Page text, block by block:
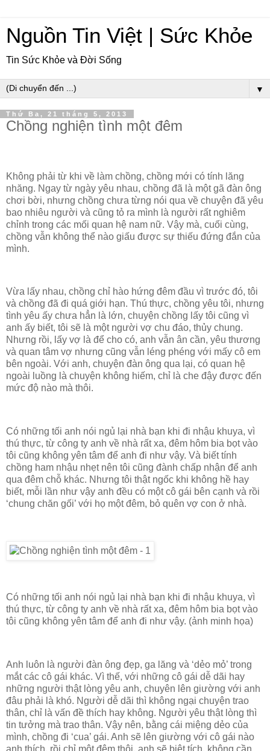
Nguồn Tin Việt | Sức Khỏe
Tin Sức Khỏe và Đời Sống
▼
Thứ Ba, 21 tháng 5, 2013
Chồng nghiện tình một đêm
Không phải từ khi về làm chồng, chồng mới có tính lăng
nhăng. Ngay từ ngày yêu nhau, chồng đã là một gã đàn ông
chơi bời, nhưng chồng chưa từng nói qua về chuyện đã yêu
bao nhiêu người và cũng tỏ ra mình là người rất nghiêm
chỉnh trong các mối quan hệ nam nữ. Vậy mà, cuối cùng,
chồng vẫn không thể nào giấu được sự thiếu đứng đắn của
mình.
Vừa lấy nhau, chồng chỉ hào hứng đêm đầu vì trước đó, tôi
và chồng đã đi quá giới hạn. Thú thực, chồng yêu tôi, nhưng
tình yêu ấy chưa hẳn là lớn, chuyện chồng lấy tôi cũng vì
anh ấy biết, tôi sẽ là một người vợ chu đáo, thủy chung.
Nhưng rồi, lấy vợ là để cho có, anh vẫn ân cần, yêu thương
và quan tâm vợ nhưng cũng vẫn léng phéng với mấy cô em
bên ngoài. Với anh, chuyện đàn ông qua lại, có quan hệ
ngoài luồng là chuyện không hiếm, chỉ là che đậy được đến
mức độ nào mà thôi.
Có những tối anh nói ngủ lại nhà bạn khi đi nhậu khuya, vì
thú thực, từ công ty anh về nhà rất xa, đêm hôm bia bọt vào
tôi cũng không yên tâm để anh đi như vậy. Và biết tính
chồng ham nhậu nhẹt nên tôi cũng đành chấp nhận để anh
qua đêm chỗ khác. Nhưng tôi thật ngốc khi không hề hay
biết, mỗi lần như vậy anh đều có một cô gái bên cạnh và rồi
‘chung chăn gối’ với họ một đêm, bỏ quên vợ con ở nhà.
Có những tối anh nói ngủ lại nhà bạn khi đi nhậu khuya, vì
thú thực, từ công ty anh về nhà rất xa, đêm hôm bia bọt vào
tôi cũng không yên tâm để anh đi như vậy. (ảnh minh họa)
Anh luôn là người đàn ông đẹp, ga lăng và ‘dẻo mỏ’ trong
mắt các cô gái khác. Vì thế, với những cô gái dễ dãi hay
những người thật lòng yêu anh, chuyên lên giường với anh
đâu phải là khó. Người dễ dãi thì không ngại chuyện trao
thân, chỉ là vấn đề thích hay không. Người yêu thật lòng thì
tin tưởng mà trao thân. Vậy nên, bằng cái miệng dẻo của
mình, chồng đi ‘cua’ gái. Anh sẽ lên giường với cô gái nào
anh thích, rồi chỉ một đêm thôi, anh sẽ biệt tích, không cần